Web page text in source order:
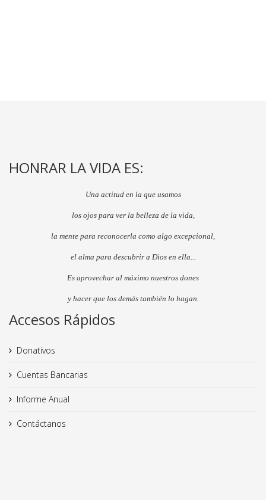
HONRAR LA VIDA ES:
Una actitud en la que usamos
los ojos para ver la belleza de la vida,
la mente para reconocerla como algo excepcional,
el alma para descubrir a Dios en ella...
Es aprovechar al máximo nuestros dones
y hacer que los demás también lo hagan.
Accesos Rápidos
Donativos
Cuentas Bancarias
Informe Anual
Contáctanos